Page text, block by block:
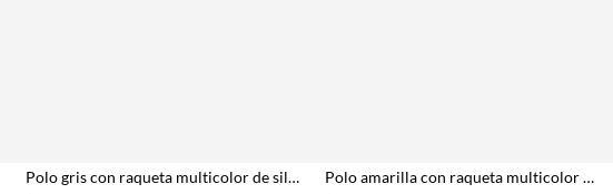
Polo gris con raqueta multicolor de silueta ajustada para hombre Polo amarilla con raqueta multicolor para hombre